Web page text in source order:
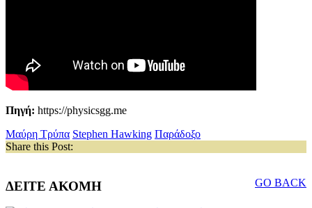
Πηγή: https://physicsgg.me
Μαύρη Τρύπα Stephen Hawking Παράδοξο
Share this Post:
GO BACK
ΔΕΙΤΕ ΑΚΟΜΗ